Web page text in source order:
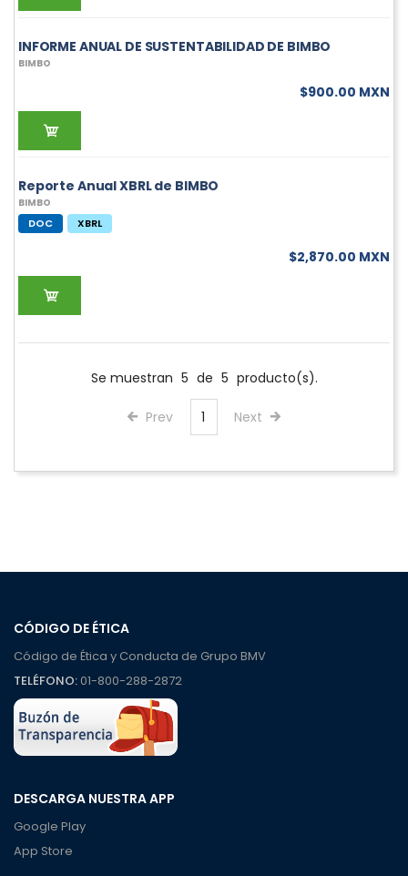
INFORME ANUAL DE SUSTENTABILIDAD DE BIMBO
BIMBO
$900.00 MXN
Reporte Anual XBRL de BIMBO
BIMBO
DOC XBRL
$2,870.00 MXN
Se muestran 5 de 5 producto(s).
Prev 1 Next
CÓDIGO DE ÉTICA
Código de Ética y Conducta de Grupo BMV
TELÉFONO:01-800-288-2872
DESCARGA NUESTRA APP
Google Play
App Store